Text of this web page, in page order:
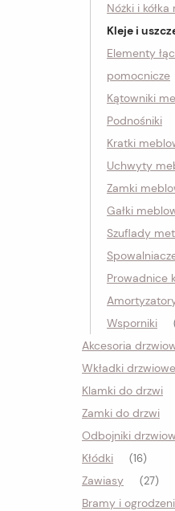
Nóżki i
Kleje i
Elementy
pomocnicze
Kątowniki
Podnośniki
Kratki
Uchwyty
Zamki
Gałki
Szuflady
Prowadnice
Wsporniki
Akcesoria
Wkładki drzwiowe
Klamki do drzwi
Zamki do drzwi
Odbojniki
Kłódki (16)
Zawiasy (27)
Bramy i